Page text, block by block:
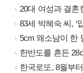
20대 여성과 결혼
83세 박혜숙 씨, ‘
5cm 왜소남이 한
한반도를 흔든
한국로또, 8월부